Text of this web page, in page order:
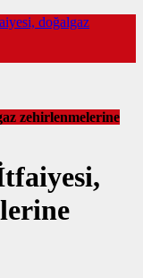
doğalgaz
zehirlenmelerine